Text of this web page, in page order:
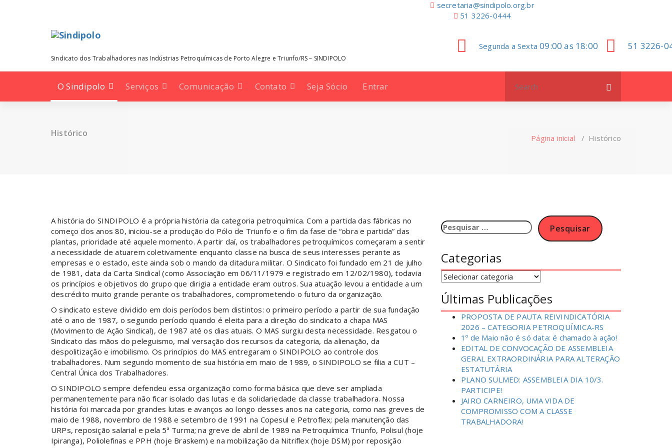
secretaria@sindipolo.org.br
51 3226-0444
Sindicato dos Trabalhadores nas Indústrias Petroquímicas de Porto Alegre e Triunfo/RS – SINDIPOLO
Segunda a Sexta 09:00 as 18:00 51 3226-
O Sindipolo Serviços Comunicação Contato Seja Sócio Entrar
for:
Histórico Página inicial / Histórico
A história do SINDIPOLO é a própria história da categoria petroquímica. Com a partida das fábricas no
começo dos anos 80, iniciou-se a produção do Pólo de Triunfo e o fim da fase de “obra e partida” das
plantas, prioridade até aquele momento. A partir daí, os trabalhadores petroquímicos começaram a sentir
a necessidade de atuarem coletivamente enquanto classe na busca de seus interesses perante as
empresas e o estado, este ainda sob o mando da ditadura militar. O Sindicato foi fundado em 21 de julho
de 1981, data da Carta Sindical (como Associação em 06/11/1979 e registrado em 12/02/1980), todavia
os princípios e objetivos do grupo que dirigia a entidade eram outros. Sua atuação levou a entidade a um
descrédito muito grande perante os trabalhadores, comprometendo o futuro da organização.
O sindicato esteve dividido em dois períodos bem distintos: o primeiro período a partir de sua fundação
até o ano de 1987, o segundo período quando é eleita para a direção do sindicato a chapa MAS
(Movimento de Ação Sindical), de 1987 até os dias atuais. O MAS surgiu desta necessidade. Resgatou o
Sindicato das mãos do peleguismo, mal versação dos recursos da categoria, da alienação, da
despolitização e imobilismo. Os princípios do MAS entregaram o SINDIPOLO ao controle dos
trabalhadores. Num segundo momento de sua história em maio de 1989, o SINDIPOLO se filia a CUT –
Central Única dos Trabalhadores.
O SINDIPOLO sempre defendeu essa organização como forma básica que deve ser ampliada
permanentemente para não ficar isolado das lutas e da solidariedade da classe trabalhadora. Nossa
história foi marcada por grandes lutas e avanços ao longo desses anos na categoria, como nas greves de
maio de 1988, novembro de 1988 e setembro de 1991 na Copesul e Petroflex; pela manutenção das
URPs, reposição salarial e pela 5ª Turma; na greve de abril de 1989 na Petroquímica Triunfo, Polisul (hoje
Ipiranga), Poliolefinas e PPH (hoje Braskem) e na mobilização da Nitriflex (hoje DSM) por reposição
Pesquisar
por:
Categorias
Categorias
Últimas Publicações
PROPOSTA DE PAUTA REIVINDICATÓRIA
2026 – CATEGORIA PETROQUÍMICA-RS
1º de Maio não é só data: é chamado à ação!
EDITAL DE CONVOCAÇÃO DE ASSEMBLEIA
GERAL EXTRAORDINÁRIA PARA ALTERAÇÃO
ESTATUTÁRIA
PLANO SULMED: ASSEMBLEIA DIA 10/3.
PARTICIPE!
JAIRO CARNEIRO, UMA VIDA DE
COMPROMISSO COM A CLASSE
TRABALHADORA!